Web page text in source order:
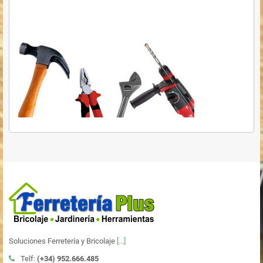
Soluciones Ferretería y Bricolaje [...]
Telf: (+34) 952.666.485